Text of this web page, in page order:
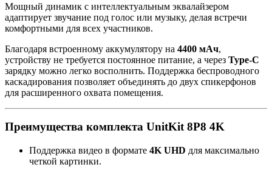
Мощный динамик с интеллектуальным эквалайзером
адаптирует звучание под голос или музыку, делая встречи
комфортными для всех участников.
Благодаря встроенному аккумулятору на 4400 мАч,
устройству не требуется постоянное питание, а через Type-C
зарядку можно легко восполнить. Поддержка беспроводного
каскадирования позволяет объединять до двух спикерфонов
для расширенного охвата помещения.
Преимущества комплекта UnitKit 8P8 4K
Поддержка видео в формате 4K UHD для максимально
четкой картинки.